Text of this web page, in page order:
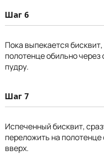
Шаг 6
Пока выпекается
полотенце обильно
пудру.
Шаг 7
Испеченный бисквит,
переложить на
вверх.